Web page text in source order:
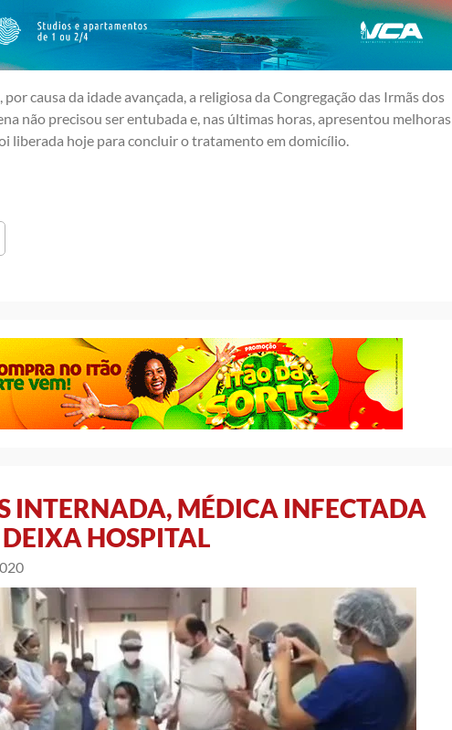
causa da idade avançada, a religiosa da Congregação das Irmãs dos
não precisou ser entubada e, nas últimas horas, apresentou melhoras
liberada hoje para concluir o tratamento em domicílio.
INTERNADA, MÉDICA INFECTADA
HOSPITAL